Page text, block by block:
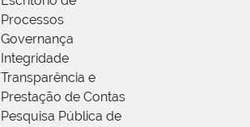
Processos
Governança
Integridade
Transparência e
Prestação de Contas
Pesquisa Pública de